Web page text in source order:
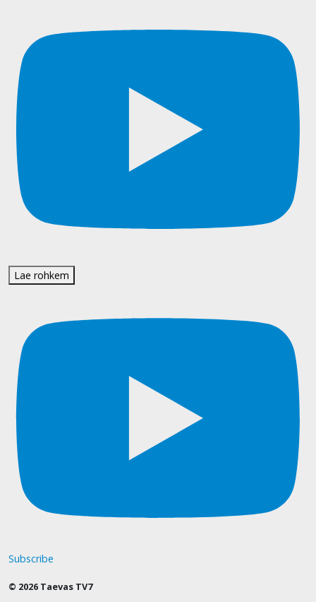
Lae rohkem
Subscribe
© 2026 Taevas TV7